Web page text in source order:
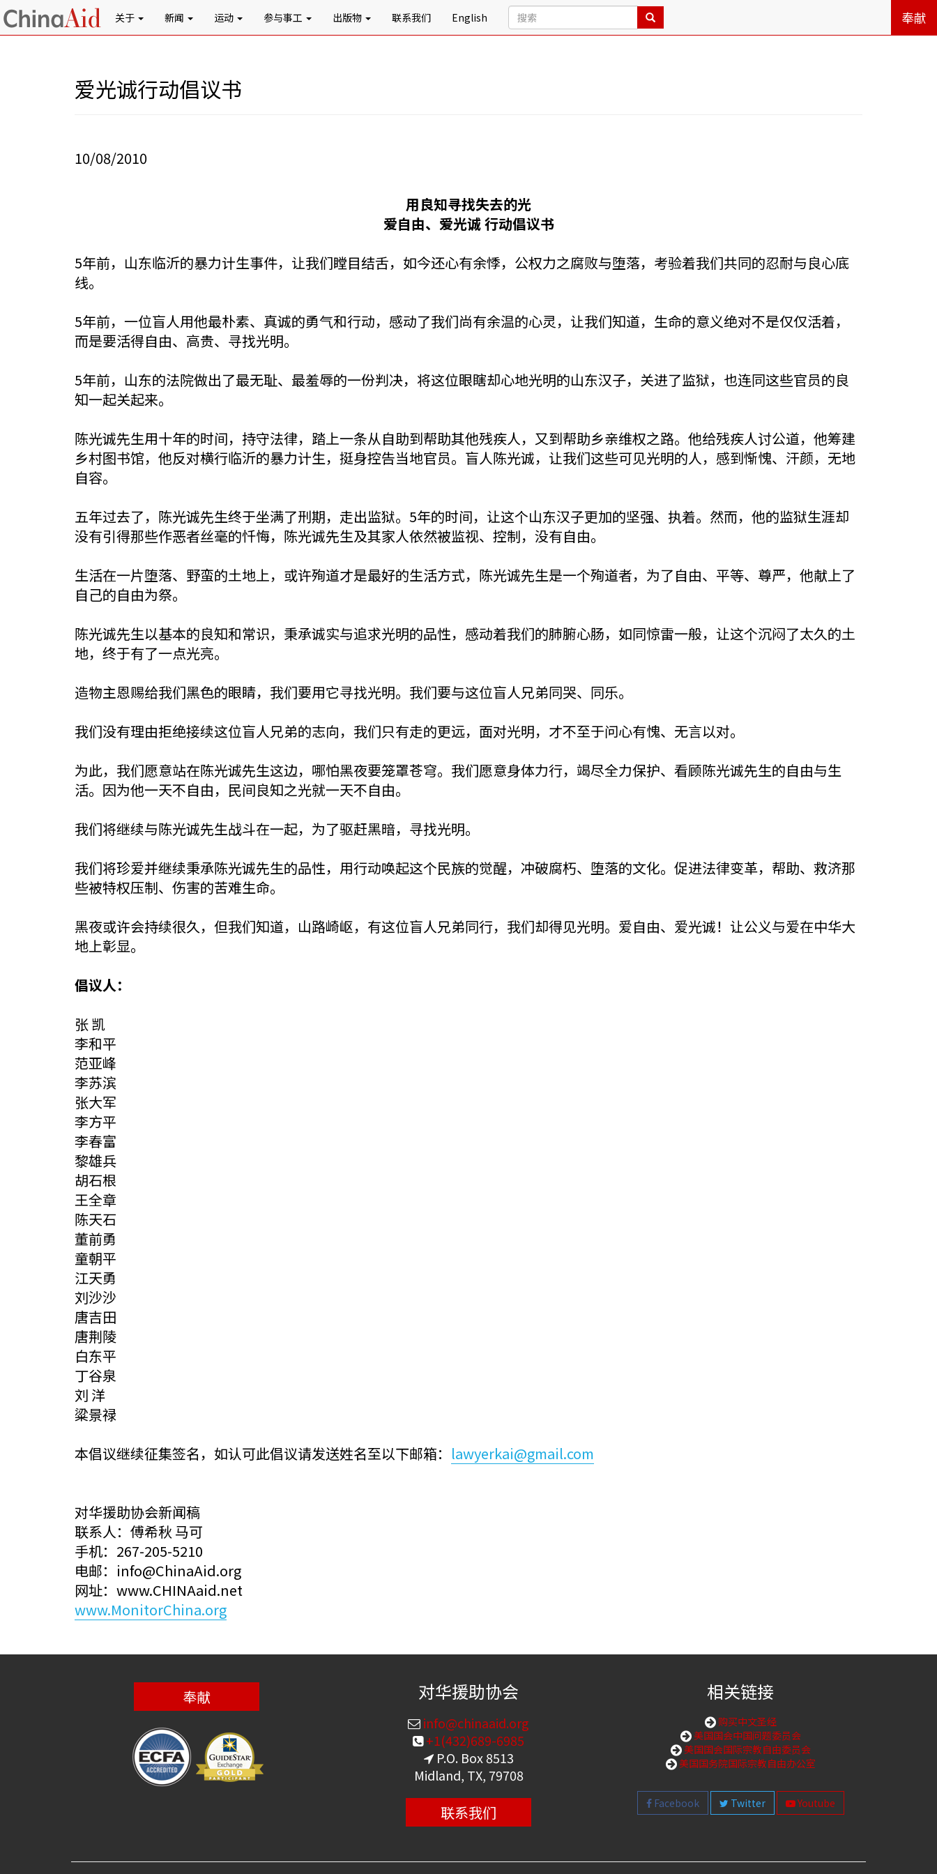
关于 新闻 运动 参与事工 出版物 联系我们 English 奉献
爱光诚行动倡议书
10/08/2010
用良知寻找失去的光
爱自由、爱光诚 行动倡议书
5年前，山东临沂的暴力计生事件，让我们瞠目结舌，如今还心有余悸，公权力之腐败与堕落，考验着我们共同的忍耐与良心底
线。
5年前，一位盲人用他最朴素、真诚的勇气和行动，感动了我们尚有余温的心灵，让我们知道，生命的意义绝对不是仅仅活着，
而是要活得自由、高贵、寻找光明。
5年前，山东的法院做出了最无耻、最羞辱的一份判决，将这位眼瞎却心地光明的山东汉子，关进了监狱，也连同这些官员的良
知一起关起来。
陈光诚先生用十年的时间，持守法律，踏上一条从自助到帮助其他残疾人，又到帮助乡亲维权之路。他给残疾人讨公道，他筹建
乡村图书馆，他反对横行临沂的暴力计生，挺身控告当地官员。盲人陈光诚，让我们这些可见光明的人，感到惭愧、汗颜，无地
自容。
五年过去了，陈光诚先生终于坐满了刑期，走出监狱。5年的时间，让这个山东汉子更加的坚强、执着。然而，他的监狱生涯却
没有引得那些作恶者丝毫的忏悔，陈光诚先生及其家人依然被监视、控制，没有自由。
生活在一片堕落、野蛮的土地上，或许殉道才是最好的生活方式，陈光诚先生是一个殉道者，为了自由、平等、尊严，他献上了
自己的自由为祭。
陈光诚先生以基本的良知和常识，秉承诚实与追求光明的品性，感动着我们的肺腑心肠，如同惊雷一般，让这个沉闷了太久的土
地，终于有了一点光亮。
造物主恩赐给我们黑色的眼睛，我们要用它寻找光明。我们要与这位盲人兄弟同哭、同乐。
我们没有理由拒绝接续这位盲人兄弟的志向，我们只有走的更远，面对光明，才不至于问心有愧、无言以对。
为此，我们愿意站在陈光诚先生这边，哪怕黑夜要笼罩苍穹。我们愿意身体力行，竭尽全力保护、看顾陈光诚先生的自由与生
活。因为他一天不自由，民间良知之光就一天不自由。
我们将继续与陈光诚先生战斗在一起，为了驱赶黑暗，寻找光明。
我们将珍爱并继续秉承陈光诚先生的品性，用行动唤起这个民族的觉醒，冲破腐朽、堕落的文化。促进法律变革，帮助、救济那
些被特权压制、伤害的苦难生命。
黑夜或许会持续很久，但我们知道，山路崎岖，有这位盲人兄弟同行，我们却得见光明。爱自由、爱光诚！让公义与爱在中华大
地上彰显。
倡议人：
张 凯
李和平
范亚峰
李苏滨
张大军
李方平
李春富
黎雄兵
胡石根
王全章
陈天石
董前勇
童朝平
江天勇
刘沙沙
唐吉田
唐荆陵
白东平
丁谷泉
刘 洋
粱景禄
本倡议继续征集签名，如认可此倡议请发送姓名至以下邮箱： lawyerkai@gmail.com
对华援助协会新闻稿
联系人：傅希秋 马可
手机：267-205-5210
电邮：info@ChinaAid.org
网址：www.CHINAaid.net
www.MonitorChina.org
奉献 对华援助协会
info@chinaaid.org
+1(432)689-6985
P.O. Box 8513
Midland, TX, 79708
联系我们
相关链接
购买中文圣经
美国国会中国问题委员会
美国国会国际宗教自由委员会
美国国务院国际宗教自由办公室
Facebook Twitter Youtube